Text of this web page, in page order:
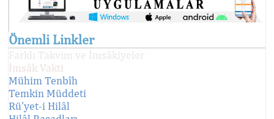
Önemli Linkler
Farklı Takvim ve İmsâkiyeler
İmsâk Vakti
Mühim Tenbîh
Temkin Müddeti
Rü'yet-i Hilâl